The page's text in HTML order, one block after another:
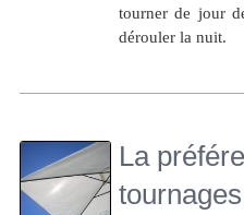
tourner de jour
dérouler la nuit.
La